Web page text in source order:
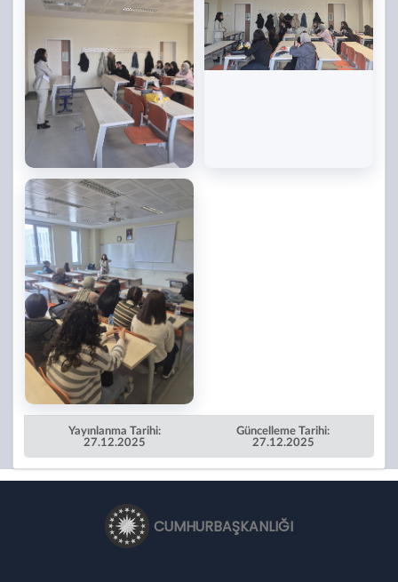
Yayınlanma Tarihi:
27.12.2025
Güncelleme Tarihi:
27.12.2025
CUMHURBAŞKANLIĞI